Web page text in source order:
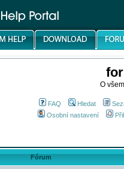
O
FAQ Hledat
Osobní nastavení
Fórum